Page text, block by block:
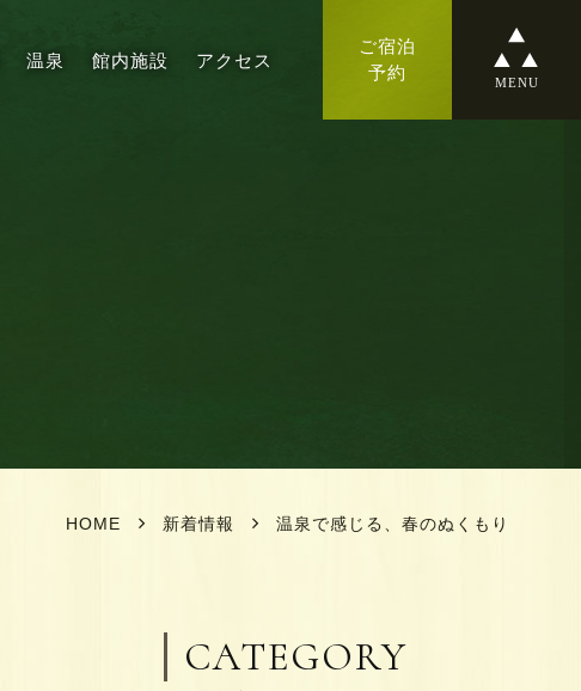
温泉 館内施設 アクセス
ご宿泊
予約
MENU
HOME 新着情報 温泉で感じる、春のぬくもり
CATEGORY